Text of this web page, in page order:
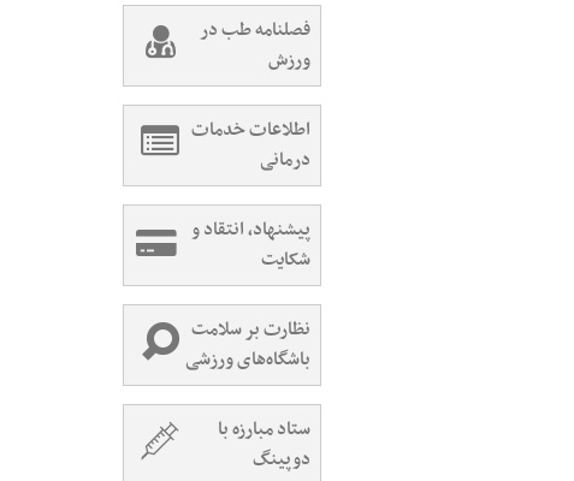
فصلنامه طب در
ورزش
اطلاعات خدمات
درمانی
پیشنهاد، انتقاد و
شکایت
نظارت بر سلامت
باشگاه‌های ورزشی
ستاد مبارزه با
دوپینگ